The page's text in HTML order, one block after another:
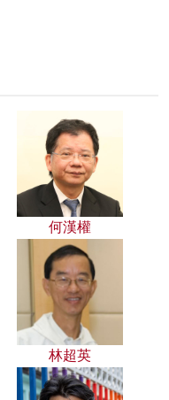
何漢權
林超英